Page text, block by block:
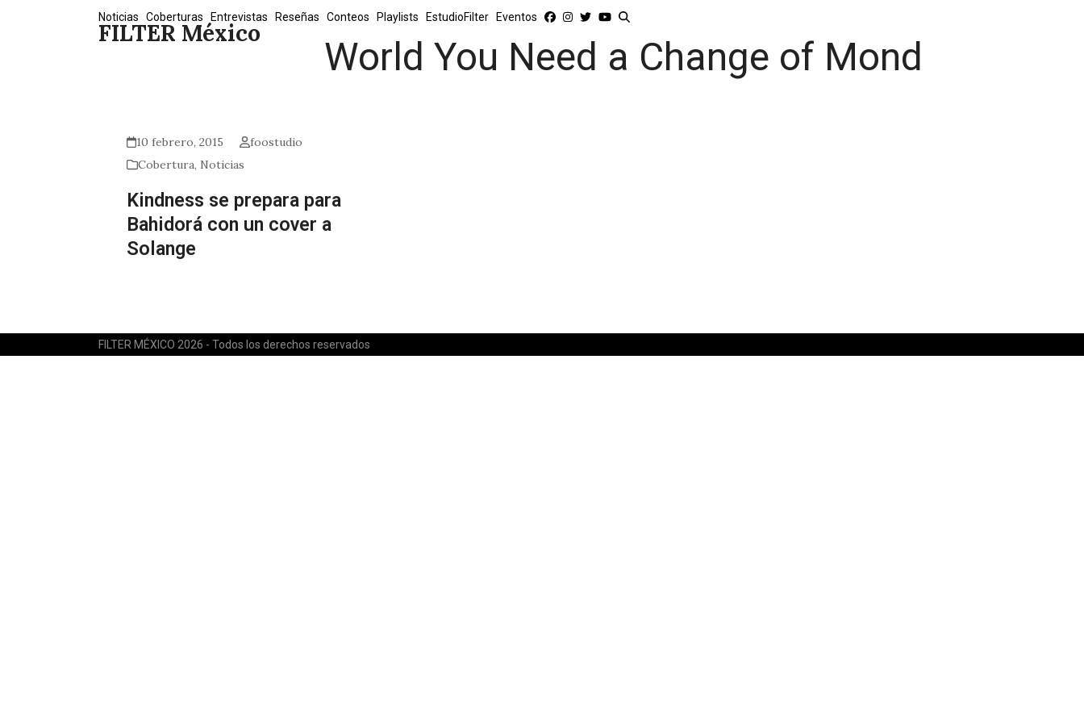
FILTER México
Noticias Coberturas Entrevistas Reseñas Conteos Playlists EstudioFilter Eventos
World You Need a Change of Mond
10 febrero, 2015
foostudio
Cobertura, Noticias
Kindness se prepara para
Bahidorá con un cover a
Solange
FILTER MÉXICO 2026 - Todos los derechos reservados